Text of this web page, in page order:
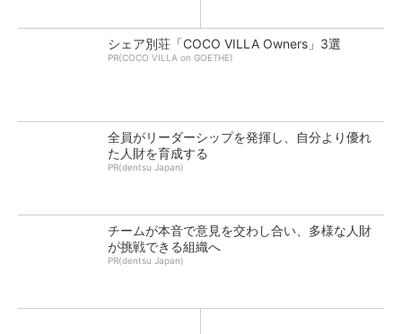
シェア別荘「COCO VILLA Owners」3選
PR(COCO VILLA on GOETHE)
全員がリーダーシップを発揮し、自分より優れ
た人財を育成する
PR(dentsu Japan)
チームが本音で意見を交わし合い、多様な人財
が挑戦できる組織へ
PR(dentsu Japan)